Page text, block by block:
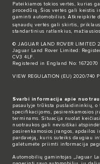
Pateikiamos tokios vertės, kurias
procedūrą. Šios vertės gali keistis
gaminti automobilius. Atkreipkite
sąnaudų vertės gali skirtis,
standartinius ratlankius,
© JAGUAR LAND ROVER LIMITED
Jaguar Land Rover Limited:
CV3 4LF.
Registered in England No: 1672070
VIEW REGULATION (EU) 2020/740
Svarbi informacija apie
pasaulyje trūksta puslaidininkių,
specifikacijoms, pasirenkamosios
terminams. Situacija nuolat
nuotraukos gali nevisiškai
pasirenkamosios įrangos,
pardavėją, kuris suteiks daugiau
galėtumėte priimti informacija
Automobilių gamintojas „Jaguar